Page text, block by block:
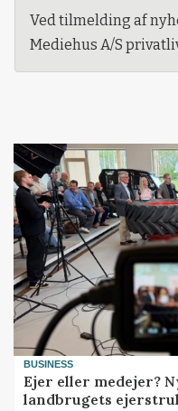
Ved tilmelding af
Mediehus A/S
BUSINESS
Ejer eller medejer?
landbrugets